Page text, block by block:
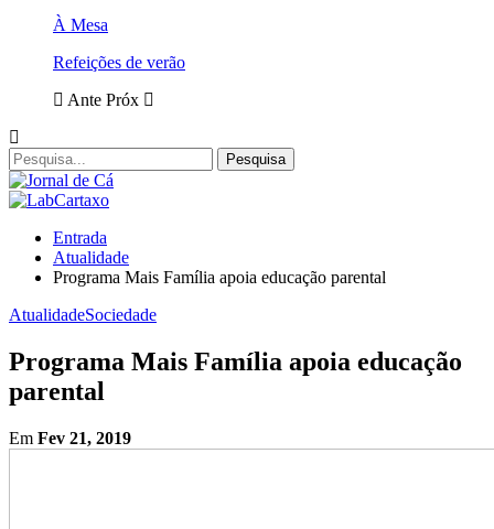
À Mesa
Refeições de verão
Ante Próx
Entrada
Atualidade
Programa Mais Família apoia educação parental
AtualidadeSociedade
Programa Mais Família apoia educação
parental
Em Fev 21, 2019